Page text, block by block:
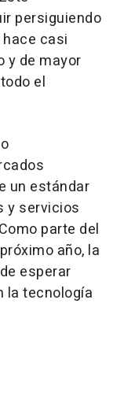
persiguiendo
casi
y de mayor
el
un estándar
y servicios
parte del
año, la
esperar
la tecnología